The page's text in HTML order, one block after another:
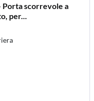
Porta scorrevole a
per...